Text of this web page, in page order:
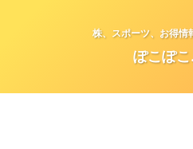
株、スポーツ、お得情
ぽこぽ